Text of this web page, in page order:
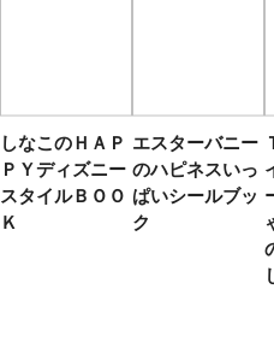
しなこのＨＡＰ
ＰＹディズニー
スタイルＢＯＯ
Ｋ
エスターバニー
のハピネスいっ
ぱいシールブッ
ク